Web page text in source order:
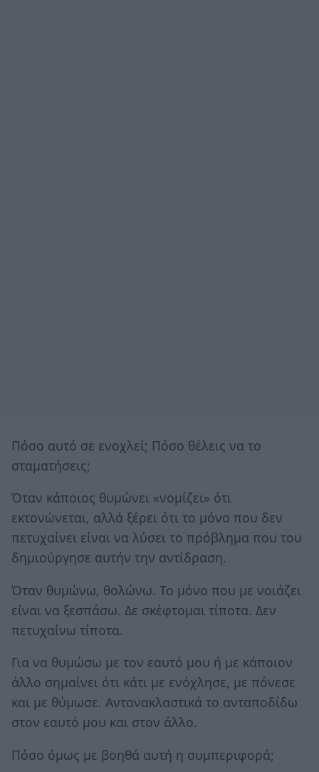
Πόσο αυτό σε ενοχλεί; Πόσο θέλεις να το
σταματήσεις;
Όταν κάποιος θυμώνει «νομίζει» ότι
εκτονώνεται, αλλά ξέρει ότι το μόνο που δεν
πετυχαίνει είναι να λύσει το πρόβλημα που του
δημιούργησε αυτήν την αντίδραση.
Όταν θυμώνω, θολώνω. Το μόνο που με νοιάζει
είναι να ξεσπάσω. Δε σκέφτομαι τίποτα. Δεν
πετυχαίνω τίποτα.
Για να θυμώσω με τον εαυτό μου ή με κάποιον
άλλο σημαίνει ότι κάτι με ενόχλησε, με πόνεσε
και με θύμωσε. Αντανακλαστικά το ανταποδίδω
στον εαυτό μου και στον άλλο.
Πόσο όμως με βοηθά αυτή η συμπεριφορά;